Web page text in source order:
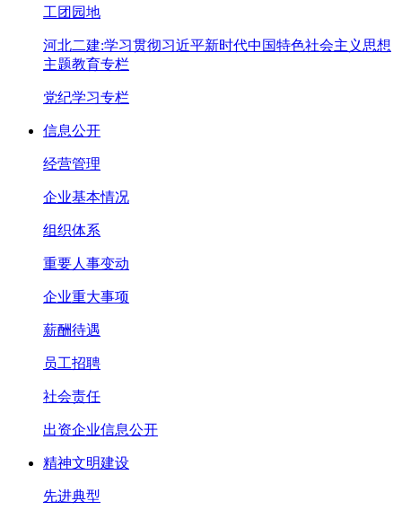
工团园地
河北二建:学习贯彻习近平新时代中国特色社会主义思想
主题教育专栏
党纪学习专栏
信息公开
经营管理
企业基本情况
组织体系
重要人事变动
企业重大事项
薪酬待遇
员工招聘
社会责任
出资企业信息公开
精神文明建设
先进典型